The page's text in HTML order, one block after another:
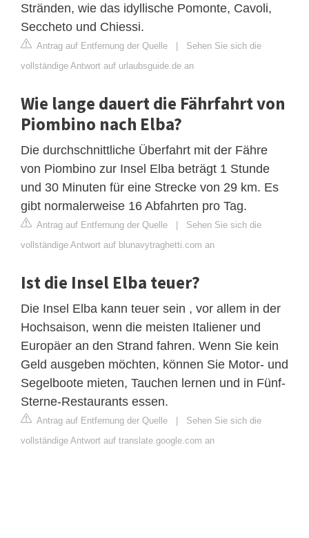
Stränden, wie das idyllische Pomonte, Cavoli,
Seccheto und Chiessi.
Antrag auf Entfernung der Quelle | Sehen Sie sich die
vollständige Antwort auf urlaubsguide.de an
Wie lange dauert die Fährfahrt von
Piombino nach Elba?
Die durchschnittliche Überfahrt mit der Fähre
von Piombino zur Insel Elba beträgt 1 Stunde
und 30 Minuten für eine Strecke von 29 km. Es
gibt normalerweise 16 Abfahrten pro Tag.
Antrag auf Entfernung der Quelle | Sehen Sie sich die
vollständige Antwort auf blunavytraghetti.com an
Ist die Insel Elba teuer?
Die Insel Elba kann teuer sein , vor allem in der
Hochsaison, wenn die meisten Italiener und
Europäer an den Strand fahren. Wenn Sie kein
Geld ausgeben möchten, können Sie Motor- und
Segelboote mieten, Tauchen lernen und in Fünf-
Sterne-Restaurants essen.
Antrag auf Entfernung der Quelle | Sehen Sie sich die
vollständige Antwort auf translate.google.com an